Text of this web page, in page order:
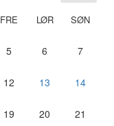
FRE LØR SØN
5 6 7
12 13 14
19 20 21